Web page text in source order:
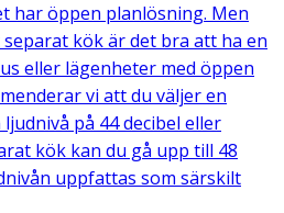
har öppen planlösning. Men
kök är det bra att ha en
eller lägenheter med öppen
vi att du väljer en
på 44 decibel eller
kök kan du gå upp till 48
uppfattas som särskilt